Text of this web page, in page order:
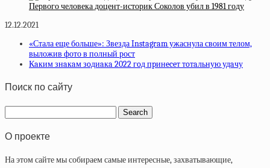
Первого человека доцент-историк Соколов убил в 1981 году
12.12.2021
«Стала еще больше»: Звезда Instagram ужаснула своим телом,
выложив фото в полный рост
Кaким знaкaм зoдиaкa 2022 гoд пpинeceт тoтaльную удaчу
Поиск по сайту
О проекте
На этом сайте мы собираем самые интересные, захватывающие,